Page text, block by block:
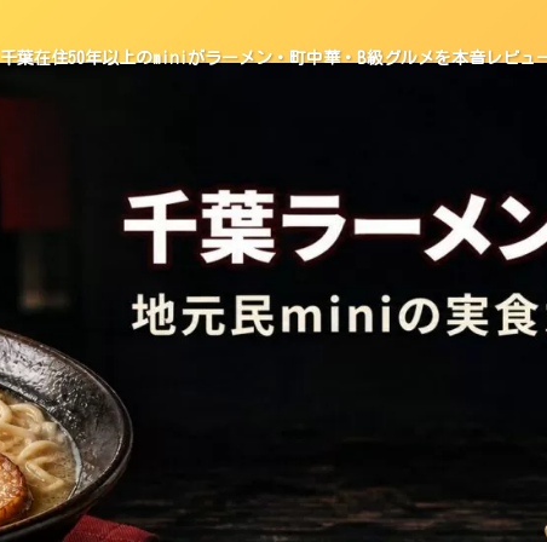
千葉在住50年以上のminiがラーメン・町中華・B級グルメを本音レビュ